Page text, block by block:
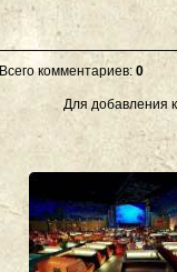
Всего комментариев: 0
Для добавления